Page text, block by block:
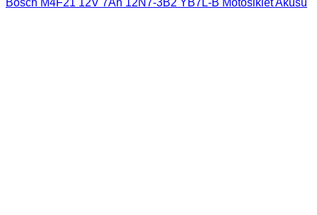
Bosch M4F21 12V 7Ah 12N7-3B2 YB7L-B Motosiklet Aküsü